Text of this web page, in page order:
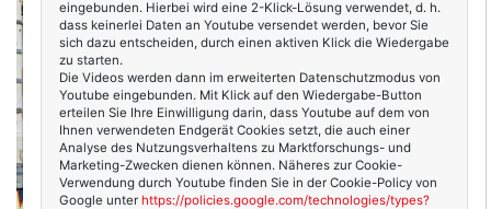
eingebunden. Hierbei wird eine 2-Klick-Lösung verwendet, d. h.
dass keinerlei Daten an Youtube versendet werden, bevor Sie
sich dazu entscheiden, durch einen aktiven Klick die Wiedergabe
zu starten.
Die Videos werden dann im erweiterten Datenschutzmodus von
Youtube eingebunden. Mit Klick auf den Wiedergabe-Button
erteilen Sie Ihre Einwilligung darin, dass Youtube auf dem von
Ihnen verwendeten Endgerät Cookies setzt, die auch einer
Analyse des Nutzungsverhaltens zu Marktforschungs- und
Marketing-Zwecken dienen können. Näheres zur Cookie-
Verwendung durch Youtube finden Sie in der Cookie-Policy von
Google unter https://policies.google.com/technologies/types?